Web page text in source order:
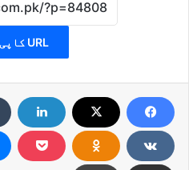
URL کاپی کریں